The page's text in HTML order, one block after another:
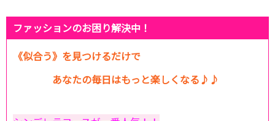
ファッションのお困り解決中！
《似合う》を見つけるだけで
あなたの毎日はもっと楽しくなる♪♪